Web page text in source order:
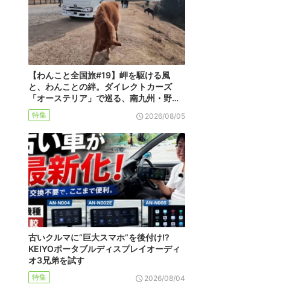
【わんこと全国旅#19】岬を駆ける風
と、わんことの絆。ダイレクトカーズ
「オーステリア」で巡る、南九州・野…
特集 2026/08/05
古いクルマに“巨大スマホ”を後付け!?
KEIYOポータブルディスプレイオーディ
オ3兄弟を試す
特集 2026/08/04